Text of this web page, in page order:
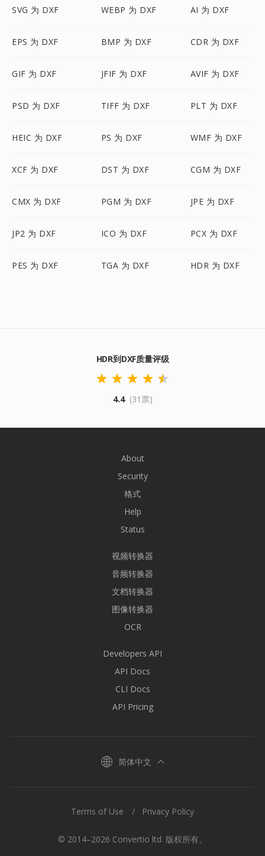
SVG 为 DXF WEBP 为 DXF AI 为 DXF
EPS 为 DXF BMP 为 DXF CDR 为 DXF
GIF 为 DXF JFIF 为 DXF AVIF 为 DXF
PSD 为 DXF TIFF 为 DXF PLT 为 DXF
HEIC 为 DXF PS 为 DXF WMF 为 DXF
XCF 为 DXF DST 为 DXF CGM 为 DXF
CMX 为 DXF PGM 为 DXF JPE 为 DXF
JP2 为 DXF ICO 为 DXF PCX 为 DXF
PES 为 DXF TGA 为 DXF HDR 为 DXF
HDR到DXF质量评级
4.4 (31票)
About
Security
格式
Help
Status
视频转换器
音频转换器
文档转换器
图像转换器
OCR
Developers API
API Docs
CLI Docs
API Pricing
简体中文
© 2014–2026 Convertio ltd. 版权所有。
Terms of Use Privacy Policy